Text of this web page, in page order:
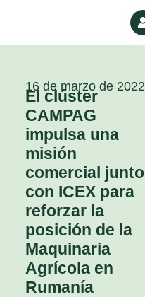
16 de marzo de 2022
El clúster
CAMPAG
impulsa una
misión
comercial junto
con ICEX para
reforzar la
posición de la
Maquinaria
Agrícola en
Rumanía